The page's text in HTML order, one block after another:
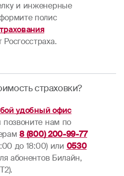
и инженерные
полис
страховки?
удобный офис
позвоните нам по
8 (800) 200-99-77
до 18:00) или 0530
абонентов Билайн,